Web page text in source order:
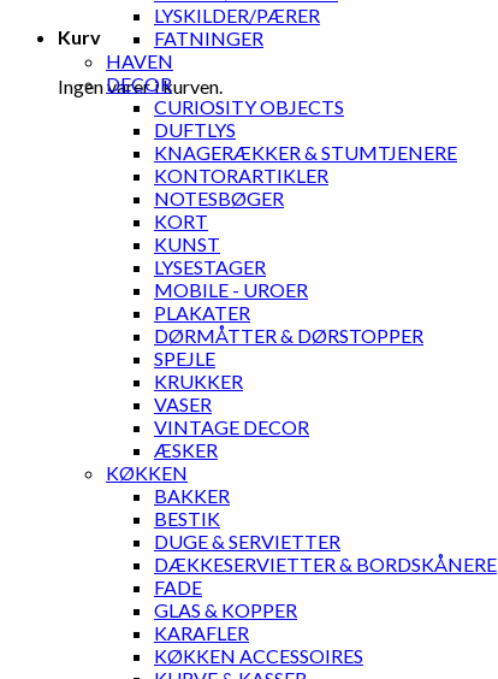
Kurv
Ingen varer i kurven.
LYSKILDER/PÆRER
FATNINGER
HAVEN
DECOR
CURIOSITY OBJECTS
DUFTLYS
KNAGERÆKKER & STUMTJENERE
KONTORARTIKLER
NOTESBØGER
KORT
KUNST
LYSESTAGER
MOBILE - UROER
PLAKATER
DØRMÅTTER & DØRSTOPPER
SPEJLE
KRUKKER
VASER
VINTAGE DECOR
ÆSKER
KØKKEN
BAKKER
BESTIK
DUGE & SERVIETTER
DÆKKESERVIETTER & BORDSKÅNERE
FADE
GLAS & KOPPER
KARAFLER
KØKKEN ACCESSOIRES